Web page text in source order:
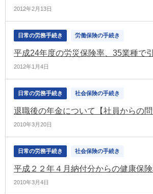
2012年2月13日
日常の労務手続き 労働保険の手続き
平成24年度の労災保険率、35業種で
2012年1月4日
日常の労務手続き 社会保険の手続き
2010年3月20日
日常の労務手続き 社会保険の手続き
2010年3月4日